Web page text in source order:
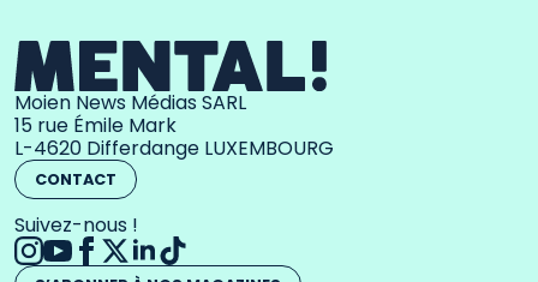
Moien News Médias SARL
15 rue Émile Mark
L-4620 Differdange LUXEMBOURG
CONTACT
Suivez-nous !